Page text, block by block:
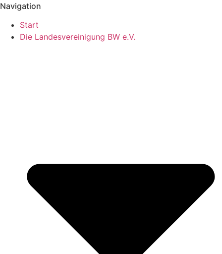
Navigation
Start
Die Landesvereinigung BW e.V.